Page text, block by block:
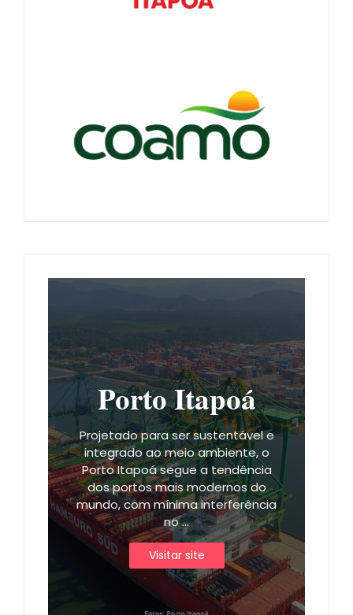
Porto Itapoá
Projetado para ser sustentável e
integrado ao meio ambiente, o
Porto Itapoá segue a tendência
dos portos mais modernos do
mundo, com mínima interferência
no ...
Visitar site